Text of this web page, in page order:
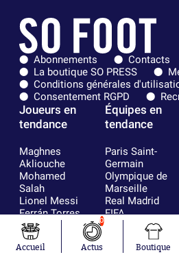
Abonnements
Contacts
La boutique SO PRESS
Conditions générales
Consentement RGPD
Joueurs en
tendance
Maghnes
Akliouche
Mohamed
Salah
Lionel Messi
Ferrán Torres
Kilian Corredor
Franco
Mastantuono
Équipes en
tendance
Paris Saint-
Germain
Olympique de
Marseille
Real Madrid
FIFA
Olympique
AS Monaco
Accueil
0
Actus Boutique